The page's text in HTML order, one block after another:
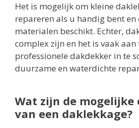
Het is mogelijk om kleine
repareren als u handig bent en
materialen beschikt. Echter,
complex zijn en het is vaak aan
professionele dakdekker in te
duurzame en waterdichte
Wat zijn de mogelijke
van een daklekkage?